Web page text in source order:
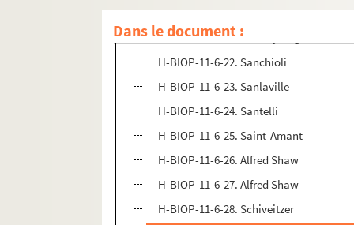
Dans le document :
H-BIOP-11-6-20. Salvini
H-BIOP-11-6-21. Samary-Lagarde
H-BIOP-11-6-22. Sanchioli
H-BIOP-11-6-23. Sanlaville
H-BIOP-11-6-24. Santelli
H-BIOP-11-6-25. Saint-Amant
H-BIOP-11-6-26. Alfred Shaw
H-BIOP-11-6-27. Alfred Shaw
H-BIOP-11-6-28. Schiveitzer